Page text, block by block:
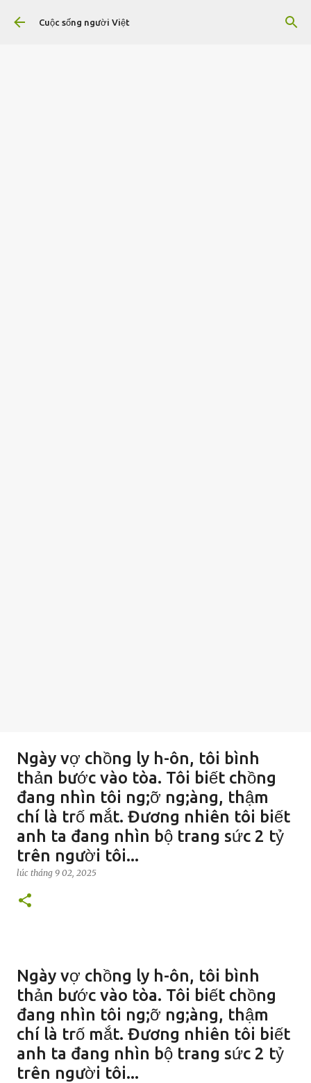
Chuyển đến nội dung chính
Cuộc sống người Việt
Ngày vợ chồng ly h-ôn, tôi bình
thản bước vào tòa. Tôi biết chồng
đang nhìn tôi ng;ỡ ng;àng, thậm
chí là trố mắt. Đương nhiên tôi biết
anh ta đang nhìn bộ trang sức 2 tỷ
trên người tôi...
lúc tháng 9 02, 2025
Ngày vợ chồng ly h-ôn, tôi bình
thản bước vào tòa. Tôi biết chồng
đang nhìn tôi ng;ỡ ng;àng, thậm
chí là trố mắt. Đương nhiên tôi biết
anh ta đang nhìn bộ trang sức 2 tỷ
trên người tôi...